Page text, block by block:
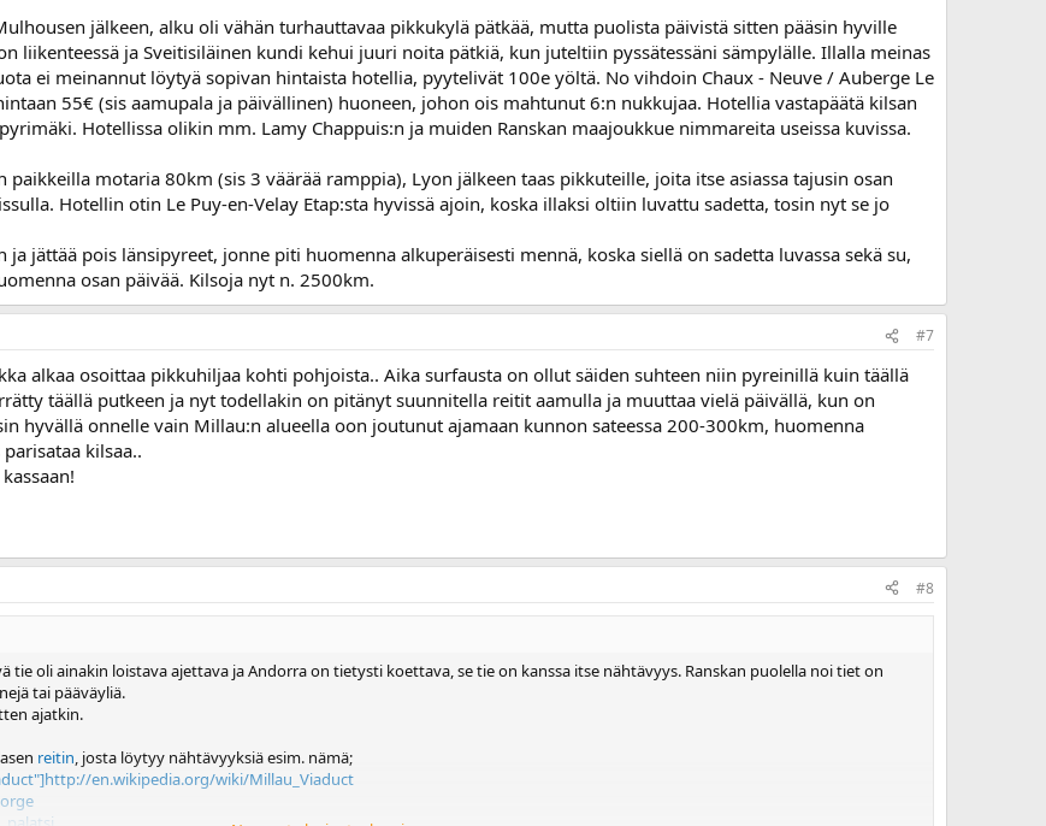
jälkeen, alku oli vähän turhauttavaa pikkukylä pätkää, mutta puolista päivistä sitten pääsin hyville
liikenteessä ja Sveitisiläinen kundi kehui juuri noita pätkiä, kun juteltiin pyssätessäni sämpylälle. Illalla meinas
ei meinannut löytyä sopivan hintaista hotellia, pyytelivät 100e yöltä. No vihdoin Chaux - Neuve / Auberge Le
55€ (sis aamupala ja päivällinen) huoneen, johon ois mahtunut 6:n nukkujaa. Hotellia vastapäätä kilsan
Hotellissa olikin mm. Lamy Chappuis:n ja muiden Ranskan maajoukkue nimmareita useissa kuvissa.
paikkeilla motaria 80km (sis 3 väärää ramppia), Lyon jälkeen taas pikkuteille, joita itse asiassa tajusin osan
Hotellin otin Le Puy-en-Velay Etap:sta hyvissä ajoin, koska illaksi oltiin luvattu sadetta, tosin nyt se jo
ja jättää pois länsipyreet, jonne piti huomenna alkuperäisesti mennä, koska siellä on sadetta luvassa sekä su,
osan päivää. Kilsoja nyt n. 2500km.
#7
alkaa osoittaa pikkuhiljaa kohti pohjoista.. Aika surfausta on ollut säiden suhteen niin pyreinillä kuin täällä
täällä putkeen ja nyt todellakin on pitänyt suunnitella reitit aamulla ja muuttaa vielä päivällä, kun on
hyvällä onnelle vain Millau:n alueella oon joutunut ajamaan kunnon sateessa 200-300km, huomenna
kilsaa..
#8
tie oli ainakin loistava ajettava ja Andorra on tietysti koettava, se tie on kanssa itse nähtävyys. Ranskan puolella noi tiet on
tai pääväyliä.
ajatkin.
reitin , josta löytyy nähtävyyksiä esim. nämä;
en.wikipedia.org/wiki/Millau_Viaduct